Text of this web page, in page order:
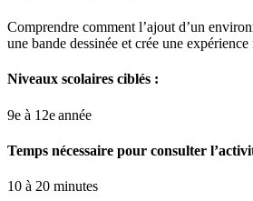
Comprendre comment l’ajout d’un
une bande dessinée et crée une
Niveaux scolaires ciblés :
9e à 12eannée
Temps nécessaire pour consulter
10 à 20 minutes